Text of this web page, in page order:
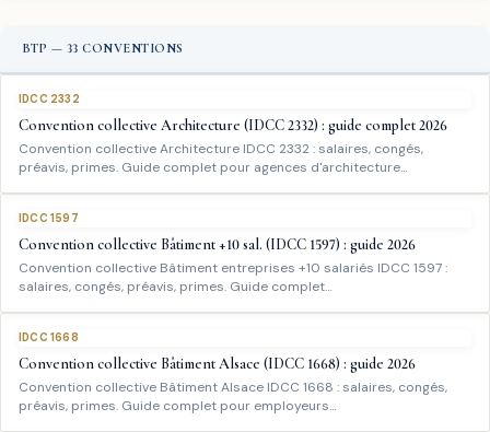
BTP — 33 CONVENTIONS
IDCC 2332
Convention collective Architecture (IDCC 2332) : guide complet 2026
Convention collective Architecture IDCC 2332 : salaires, congés,
préavis, primes. Guide complet pour agences d'architecture…
IDCC 1597
Convention collective Bâtiment +10 sal. (IDCC 1597) : guide 2026
Convention collective Bâtiment entreprises +10 salariés IDCC 1597 :
salaires, congés, préavis, primes. Guide complet…
IDCC 1668
Convention collective Bâtiment Alsace (IDCC 1668) : guide 2026
Convention collective Bâtiment Alsace IDCC 1668 : salaires, congés,
préavis, primes. Guide complet pour employeurs…